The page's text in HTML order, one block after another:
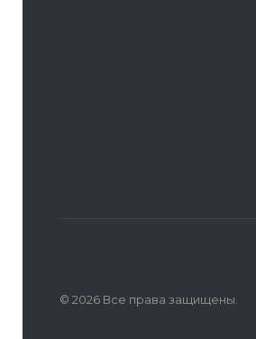
© 2026 Все права защищены.